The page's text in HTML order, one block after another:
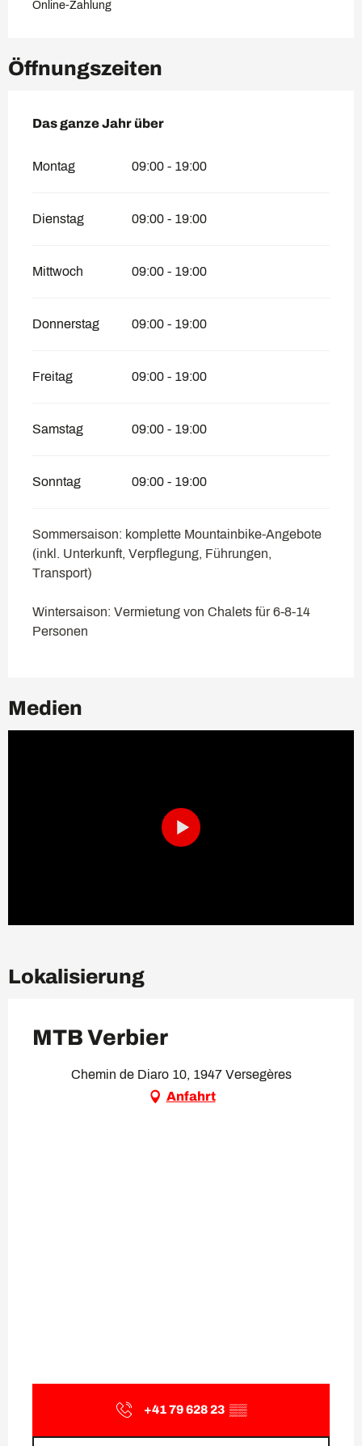
Online-Zahlung
Öffnungszeiten
Das ganze Jahr über
Das ganze Jahr über
Montag 09:00 - 19:00
Dienstag 09:00 - 19:00
Mittwoch 09:00 - 19:00
Donnerstag 09:00 - 19:00
Freitag 09:00 - 19:00
Samstag 09:00 - 19:00
Sonntag 09:00 - 19:00
Sommersaison: komplette Mountainbike-Angebote
(inkl. Unterkunft, Verpflegung, Führungen,
Transport)
Wintersaison: Vermietung von Chalets für 6-8-14
Personen
Medien
Lokalisierung
MTB Verbier
Chemin de Diaro 10, 1947 Versegères
Anfahrt
+41 79 628 23 ▒▒